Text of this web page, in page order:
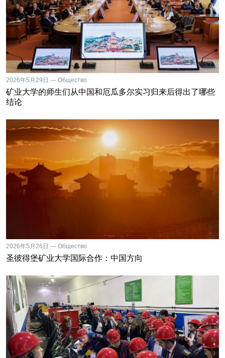
2026年5月29日 — Общество
矿业大学的师生们从中国和厄瓜多尔实习归来后得出了哪些
结论
2026年5月26日 — Общество
圣彼得堡矿业大学国际合作：中国方向